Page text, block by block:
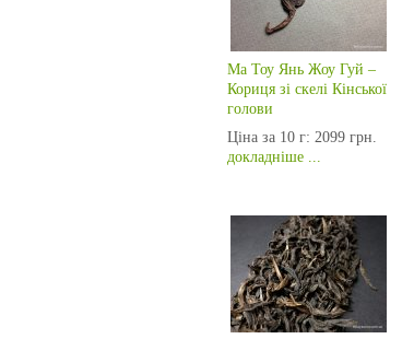
Ма Тоу Янь Жоу Гуй –
Кориця зі скелі Кінської
голови
Ціна за 10 г: 2099 грн.
докладніше ...